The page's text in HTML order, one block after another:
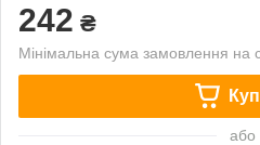
242 ₴
Мінімальна сума замовлення на
або